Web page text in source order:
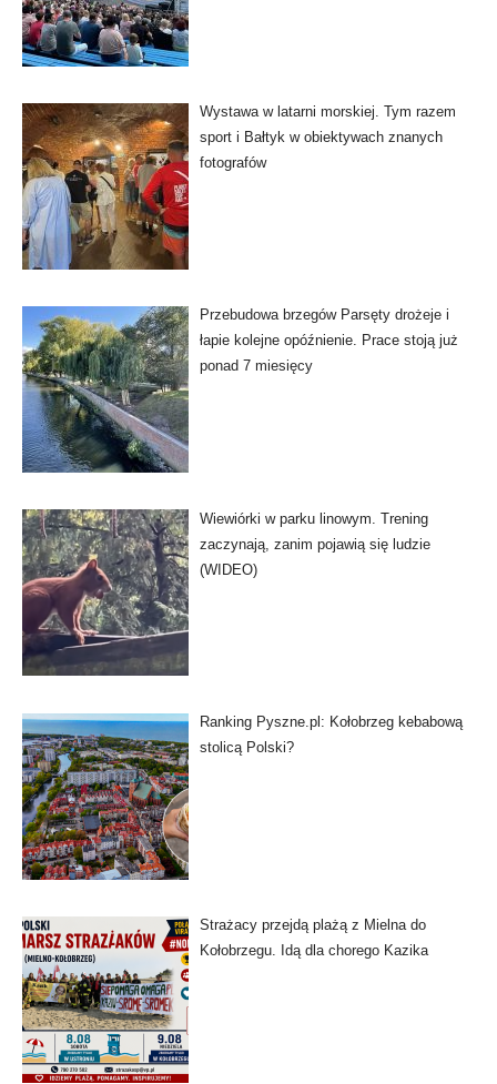
Wystawa w latarni morskiej. Tym razem
sport i Bałtyk w obiektywach znanych
fotografów
Przebudowa brzegów Parsęty drożeje i
łapie kolejne opóźnienie. Prace stoją już
ponad 7 miesięcy
Wiewiórki w parku linowym. Trening
zaczynają, zanim pojawią się ludzie
(WIDEO)
Ranking Pyszne.pl: Kołobrzeg kebabową
stolicą Polski?
Strażacy przejdą plażą z Mielna do
Kołobrzegu. Idą dla chorego Kazika